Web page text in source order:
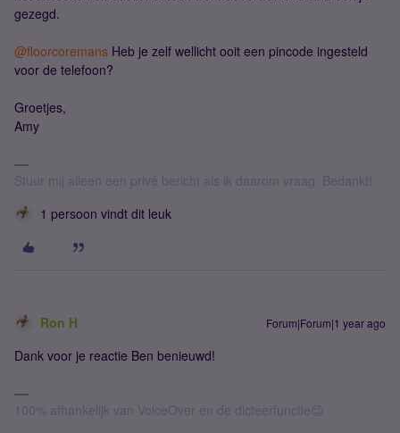
gezegd.
@floorcoremans Heb je zelf wellicht ooit een pincode ingesteld
voor de telefoon?
Groetjes,
Amy
Stuur mij alleen een privé bericht als ik daarom vraag. Bedankt!
1 persoon vindt dit leuk
Ron H Forum|Forum|1 year ago
Dank voor je reactie Ben benieuwd!
100% afhankelijk van VoiceOver en de dicteerfunctie😉